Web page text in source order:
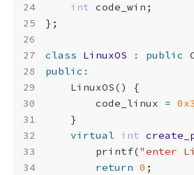
int code_win ;
};
class LinuxOS : public
public :
LinuxOS()
{
code_linux
=
}
virtual
int
printf("enter
return 0 ;